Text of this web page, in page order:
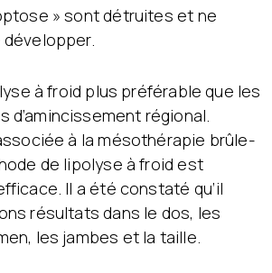
» sont détruites et ne
à froid plus préférable que les
d’amincissement régional.
à la mésothérapie brûle-
de lipolyse à froid est
Il a été constaté qu’il
résultats dans le dos, les
les jambes et la taille.